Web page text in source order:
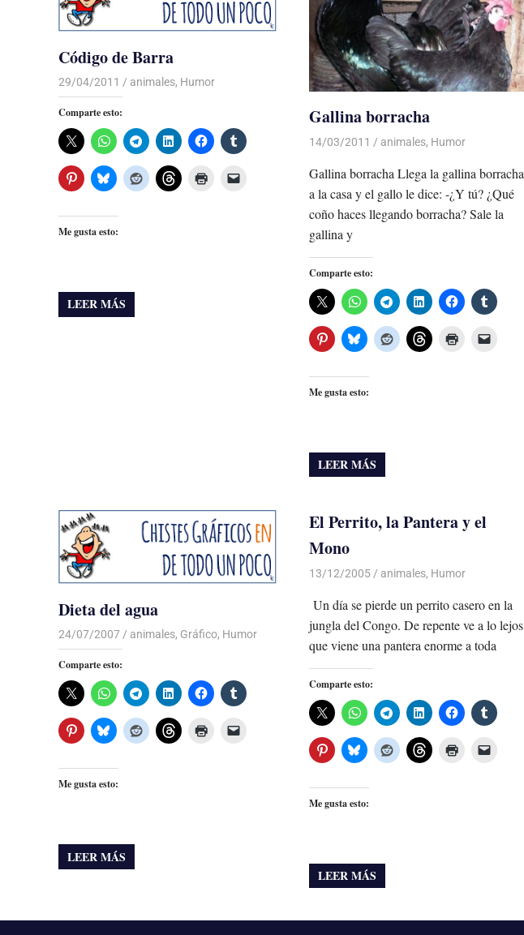
Código de Barra
29/04/2011 Luis Castellanos
animales, Humor
Comparte esto:
Me gusta esto:
LEER MÁS
Gallina borracha
14/03/2011 Luis Castellanos
animales, Humor
Gallina borracha Llega la gallina borracha
a la casa y el gallo le dice: -¿Y tú? ¿Qué
coño haces llegando borracha? Sale la
gallina y
Comparte esto:
Me gusta esto:
LEER MÁS
Dieta del agua
24/07/2007 Luis Castellanos
animales, Gráfico, Humor
Comparte esto:
Me gusta esto:
LEER MÁS
El Perrito, la Pantera y el
Mono
13/12/2005 Luis Castellanos
animales, Humor
Un día se pierde un perrito casero en la
jungla del Congo. De repente ve a lo lejos
que viene una pantera enorme a toda
Comparte esto:
Me gusta esto:
LEER MÁS